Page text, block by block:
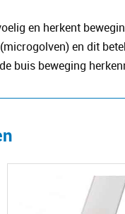
en herkent
en dit
buis beweging